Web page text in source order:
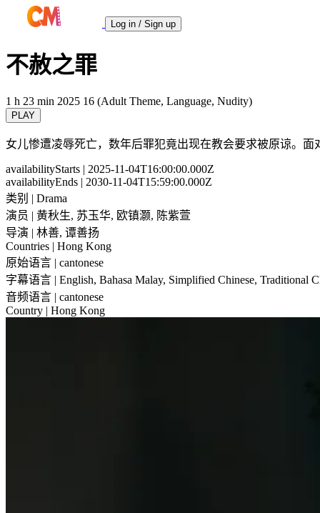
Log in / Sign up
不赦之罪
1 h 23 min 2025 16 (Adult Theme, Language, Nudity)
PLAY
女儿惨遭凌辱死亡，数年后罪犯竟出现在教会要求被原谅。
availabilityStarts | 2025-11-04T16:00:00.000Z
availabilityEnds | 2030-11-04T15:59:00.000Z
类别 | Drama
演员 | 黄秋生, 苏玉华, 欧镇灏, 陈紫萱
导演 | 林善, 谭善扬
Countries | Hong Kong
原始语言 | cantonese
字幕语言 | English, Bahasa Malay, Simplified Chinese, Traditional
音频语言 | cantonese
Country | Hong Kong